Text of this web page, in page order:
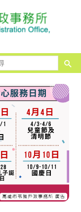
尋